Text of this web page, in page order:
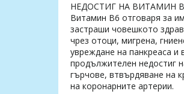
НЕДОСТИГ НА ВИТАМИН
Витамин B6 отговаря за
застраши човешкото
чрез отоци, мигрена,
увреждане на панкреаса и
продължителен недостиг
гърчове, втвърдяване на
на коронарните артерии.